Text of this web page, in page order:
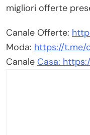
migliori offerte
Canale Offerte:
Moda: https://t.me/
Canale Casa: